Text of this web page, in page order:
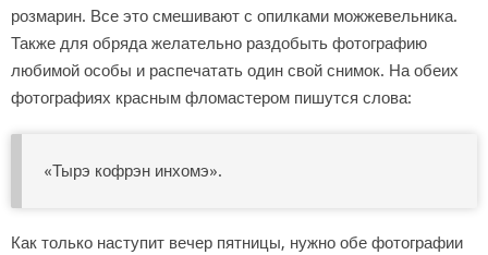
розмарин. Все это смешивают с опилками можжевельника.
Также для обряда желательно раздобыть фотографию
любимой особы и распечатать один свой снимок. На обеих
фотографиях красным фломастером пишутся слова:
«Тырэ кофрэн инхомэ».
Как только наступит вечер пятницы, нужно обе фотографии